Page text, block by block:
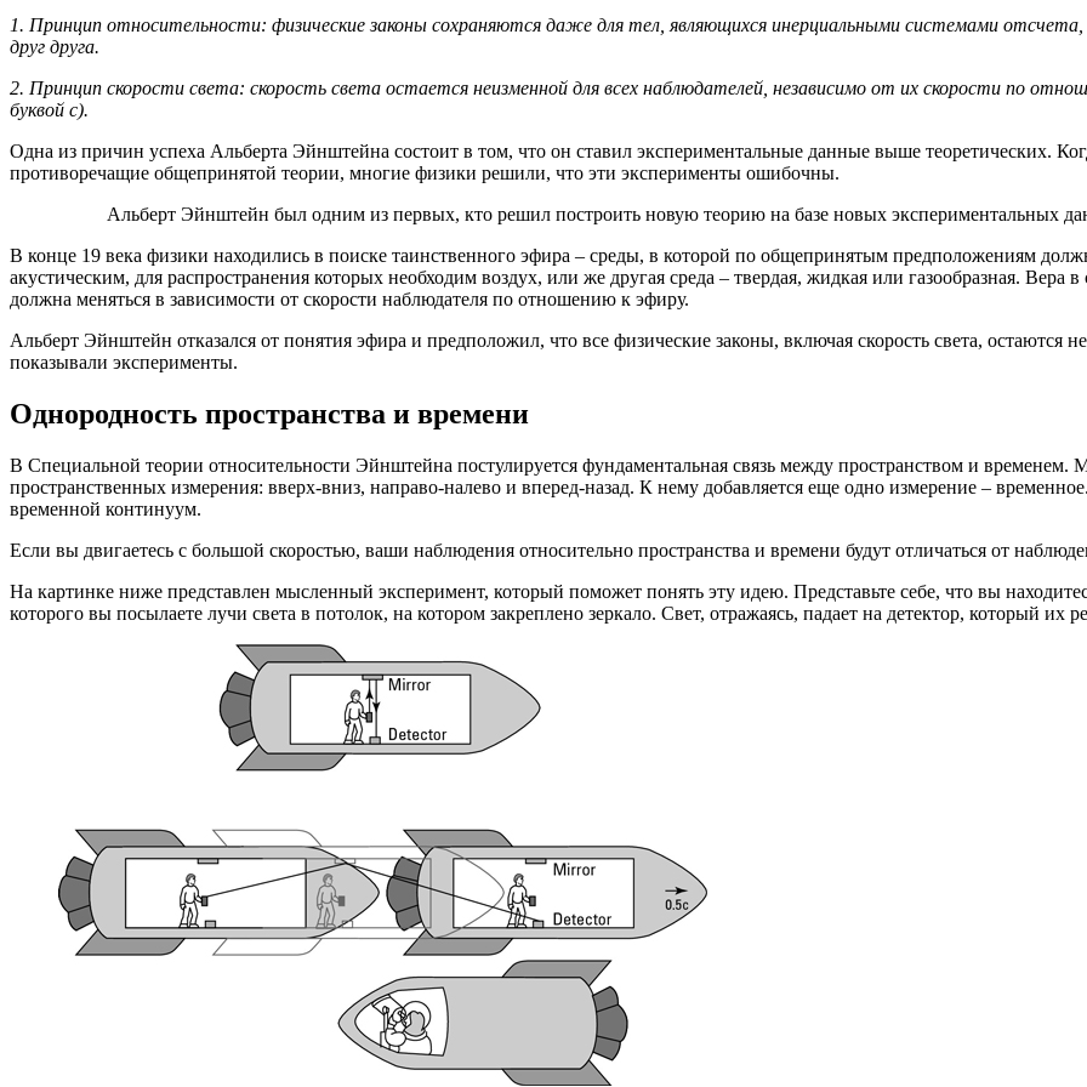
1. Принцип относительности: физические законы сохраняются даже для тел, являющихся инерциальными системами
друг друга.
2. Принцип скорости света: скорость света остается неизменной для всех наблюдателей, независимо от их скорости по
буквой с).
Одна из причин успеха Альберта Эйнштейна состоит в том, что он ставил экспериментальные данные выше теоретических.
противоречащие общепринятой теории, многие физики решили, что эти эксперименты ошибочны.
Альберт Эйнштейн был одним из первых, кто решил построить новую теорию на базе новых экспериментальных
В конце 19 века физики находились в поиске таинственного эфира – среды, в которой по общепринятым предположениям
акустическим, для распространения которых необходим воздух, или же другая среда – твердая, жидкая или газообразная. Вера
должна меняться в зависимости от скорости наблюдателя по отношению к эфиру.
Альберт Эйнштейн отказался от понятия эфира и предположил, что все физические законы, включая скорость света, остаются
показывали эксперименты.
Однородность пространства и времени
В Специальной теории относительности Эйнштейна постулируется фундаментальная связь между пространством и временем.
пространственных измерения: вверх-вниз, направо-налево и вперед-назад. К нему добавляется еще одно измерение –
временной континуум.
Если вы двигаетесь с большой скоростью, ваши наблюдения относительно пространства и времени будут отличаться от
На картинке ниже представлен мысленный эксперимент, который поможет понять эту идею. Представьте себе, что вы
которого вы посылаете лучи света в потолок, на котором закреплено зеркало. Свет, отражаясь, падает на детектор, который их